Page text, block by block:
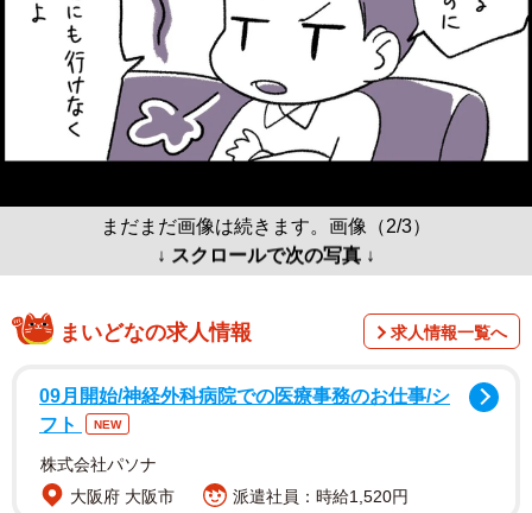
まだまだ画像は続きます。画像（2/3）
↓ スクロールで次の写真 ↓
まいどなの求人情報 求人情報一覧へ
09月開始/神経外科病院での医療事務のお仕事/シ
フト
NEW
株式会社パソナ
大阪府 大阪市
派遣社員：時給1,520円